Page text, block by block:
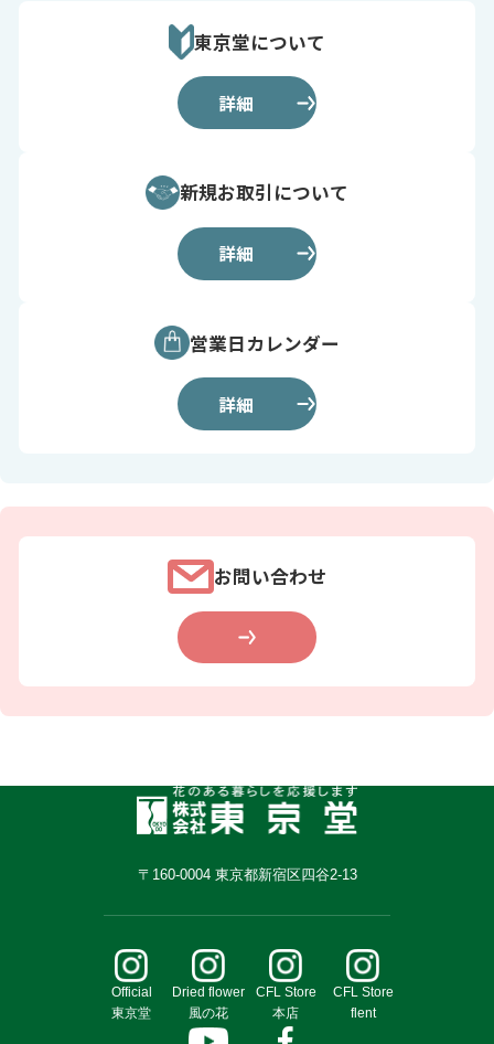
東京堂について
詳細
新規お取引について
詳細
営業日カレンダー
詳細
お問い合わせ
〒160-0004 東京都新宿区四谷2-13
Official
東京堂
Dried flower
風の花
CFL Store
本店
CFL Store
flent